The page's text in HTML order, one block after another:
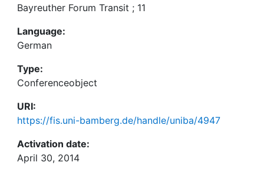
Bayreuther Forum Transit ; 11
Language:
German
Type:
Conferenceobject
URI:
https://fis.uni-bamberg.de/handle/uniba/4947
Activation date:
April 30, 2014